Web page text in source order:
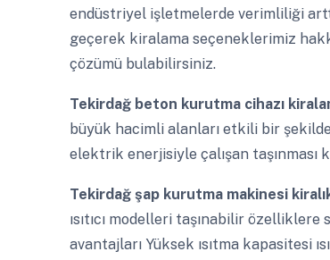
endüstriyel işletmelerde verimliliği
geçerek kiralama seçeneklerimiz
çözümü bulabilirsiniz.
Tekirdağ beton kurutma cihazı
büyük hacimli alanları etkili bir
elektrik enerjisiyle çalışan taşınması
Tekirdağ şap kurutma makinesi
ısıtıcı modelleri taşınabilir özelliklere
avantajları Yüksek ısıtma kapasitesi